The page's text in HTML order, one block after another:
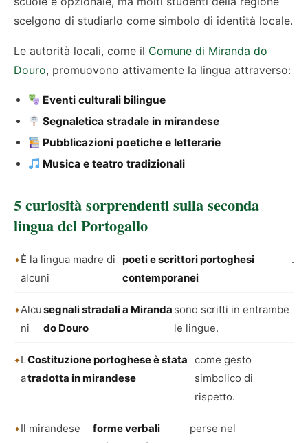
scelgono di studiarlo come simbolo di identità locale.
Le autorità locali, come il Comune di Miranda do
Douro, promuovono attivamente la lingua attraverso:
Eventi culturali bilingue
Segnaletica stradale in mirandese
Pubblicazioni poetiche e letterarie
Musica e teatro tradizionali
5 curiosità sorprendenti sulla seconda
lingua del Portogallo
È la lingua madre di
alcuni
poeti e scrittori portoghesi
contemporanei
.
Alcu
ni
segnali stradali a Miranda
do Douro
sono scritti in entrambe
le lingue.
L
a
Costituzione portoghese è stata
tradotta in mirandese
come gesto
simbolico di
rispetto.
Il mirandese
forme verbali
perse nel